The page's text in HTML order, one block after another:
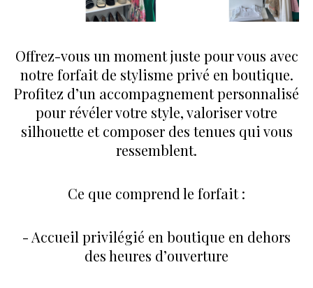
Offrez-vous un moment juste pour vous avec
notre forfait de stylisme privé en boutique.
Profitez d’un accompagnement personnalisé
pour révéler votre style, valoriser votre
silhouette et composer des tenues qui vous
ressemblent.
Ce que comprend le forfait :
- Accueil privilégié en boutique en dehors
des heures d’ouverture